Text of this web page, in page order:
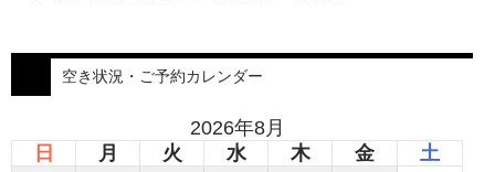
空き状況・ご予約カレンダー
2026年8月
日
月 火 水 木 金 土